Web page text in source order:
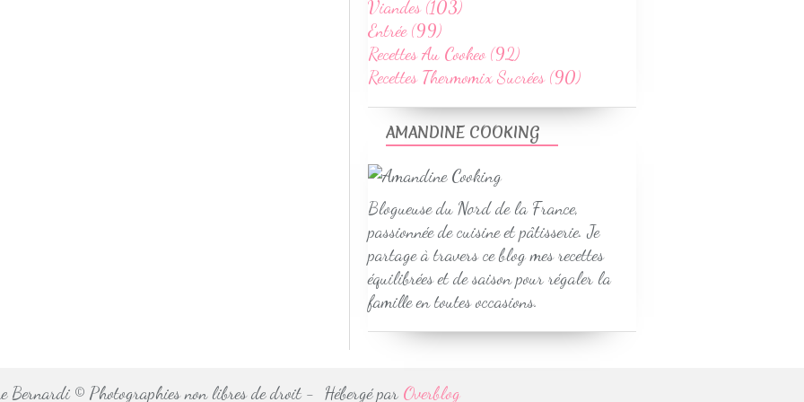
AMANDINE COOKING
Blogueuse du Nord de la France,
passionnée de cuisine et pâtisserie. Je
partage à travers ce blog mes recettes
équilibrées et de saison pour régaler la
famille en toutes occasions.
Viandes (103)
Entrée (99)
Recettes Au Cookeo (92)
Recettes Thermomix Sucrées (90)
Bernardi © Photographies non libres de droit - Hébergé par Overblog